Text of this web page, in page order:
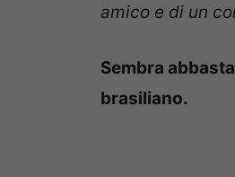
amico e di un
Sembra
brasiliano.